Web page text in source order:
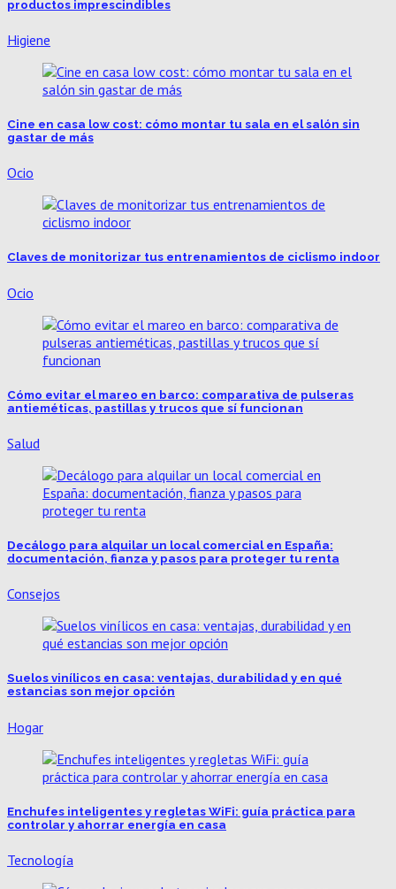
productos imprescindibles
Higiene
Cine en casa low cost: cómo montar tu sala en el salón sin
gastar de más
Ocio
Claves de monitorizar tus entrenamientos de ciclismo indoor
Ocio
Cómo evitar el mareo en barco: comparativa de pulseras
antieméticas, pastillas y trucos que sí funcionan
Salud
Decálogo para alquilar un local comercial en España:
documentación, fianza y pasos para proteger tu renta
Consejos
Suelos vinílicos en casa: ventajas, durabilidad y en qué
estancias son mejor opción
Hogar
Enchufes inteligentes y regletas WiFi: guía práctica para
controlar y ahorrar energía en casa
Tecnología